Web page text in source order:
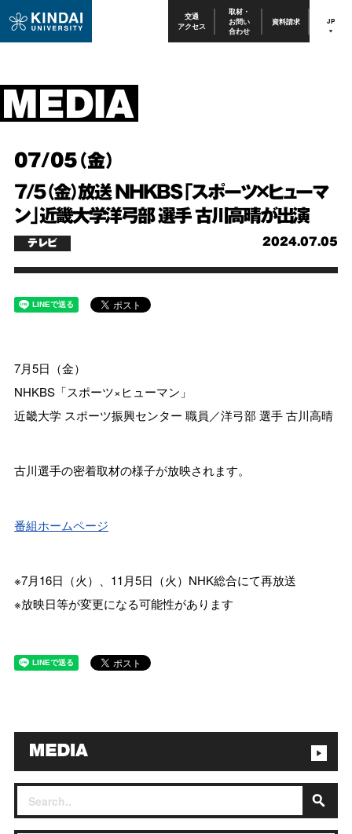
交通
アクセス
取材・
お問い
合わせ
資料請求 JP
07/05（金）
7/5（金）放送 NHKBS「スポーツ×ヒューマ
ン」近畿大学洋弓部 選手 古川高晴が出演
2024.07.05
テレビ
7月5日（金）
NHKBS「スポーツ×ヒューマン」
近畿大学 スポーツ振興センター 職員／洋弓部 選手 古川高晴
古川選手の密着取材の様子が放映されます。
番組ホームページ
※7月16日（火）、11月5日（火）NHK総合にて再放送
※放映日等が変更になる可能性があります